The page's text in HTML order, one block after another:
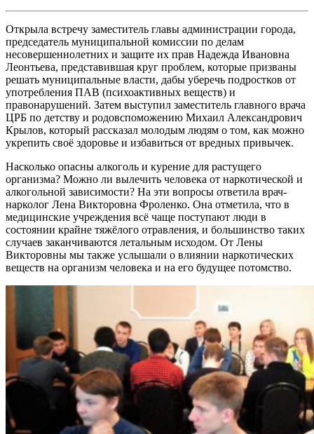
Открыла встречу заместитель главы администрации города,
председатель муниципальной комиссии по делам
несовершеннолетних и защите их прав Надежда Ивановна
Леонтьева, представившая круг проблем, которые призваны
решать муниципальные власти, дабы уберечь подростков от
употребления ПАВ (психоактивных веществ) и
правонарушений. Затем выступил заместитель главного врача
ЦРБ по детству и родовспоможению Михаил Александрович
Крылов, который рассказал молодым людям о том, как можно
укрепить своё здоровье и избавиться от вредных привычек.
Насколько опасны алкоголь и курение для растущего
организма? Можно ли вылечить человека от наркотической и
алкогольной зависимости? На эти вопросы ответила врач-
нарколог Лена Викторовна Фроленко. Она отметила, что в
медицинские учреждения всё чаще поступают люди в
состоянии крайне тяжёлого отравления, и большинство таких
случаев заканчиваются летальным исходом. От Лены
Викторовны мы также услышали о влиянии наркотических
веществ на организм человека и на его будущее потомство.